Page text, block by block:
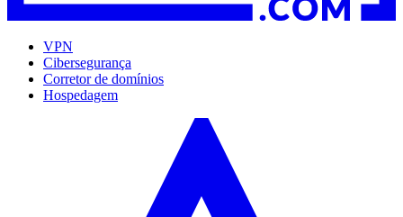
VPN
Cibersegurança
Corretor de domínios
Hospedagem